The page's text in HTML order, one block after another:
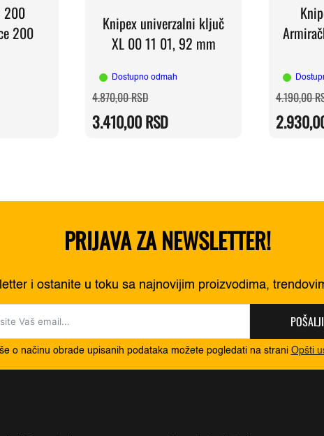
200
200
RSD.
RSD.
Knipex univerzalni ključ
XL 00 11 01, 92 mm
Dostupno odmah
4.870,00RSDOriginalna
cena
bila:
4.870,00 RSD.
3.410,00RSD
Trenutna
cena
3.410,00 RSD.
4.190,00
PRIJAVA ZA NEWSLETTER!
i ostanite u toku sa najnovijim proizvodima,
POŠALJI
o načinu obrade upisanih podataka možete pogledati na strani Opšti